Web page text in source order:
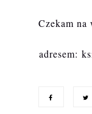
Czekam na
adresem: